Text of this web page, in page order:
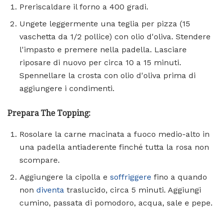
Preriscaldare il forno a 400 gradi.
Ungete leggermente una teglia per pizza (15
vaschetta da 1/2 pollice) con olio d'oliva. Stendere
l'impasto e premere nella padella. Lasciare
riposare di nuovo per circa 10 a 15 minuti.
Spennellare la crosta con olio d'oliva prima di
aggiungere i condimenti.
Prepara The Topping:
Rosolare la carne macinata a fuoco medio-alto in
una padella antiaderente finché tutta la rosa non
scompare.
Aggiungere la cipolla e soffriggere fino a quando
non diventa traslucido, circa 5 minuti. Aggiungi
cumino, passata di pomodoro, acqua, sale e pepe.